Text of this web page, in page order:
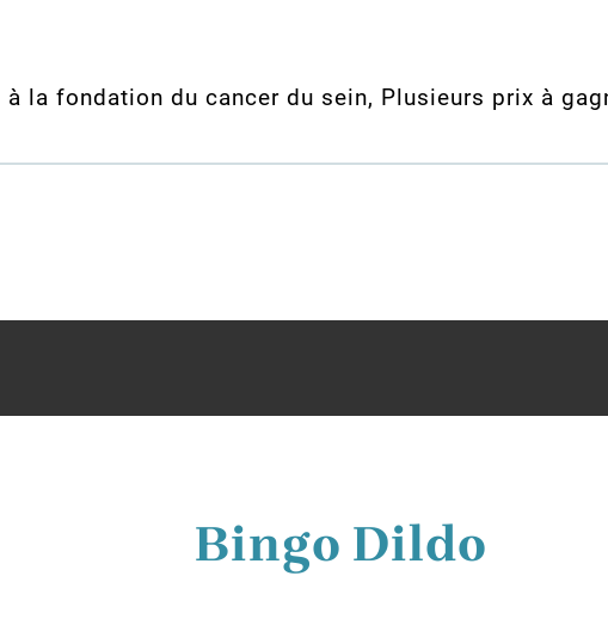
la fondation du cancer du sein, Plusieurs prix à
Bingo Dildo